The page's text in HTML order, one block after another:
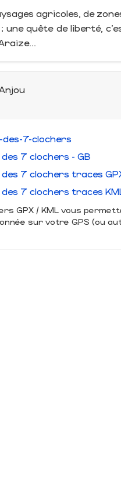
agricoles, de
quête de liberté,
7-clochers
7 clochers - GB
7 clochers traces
7 clochers traces
GPX / KML vous
sur votre GPS (ou